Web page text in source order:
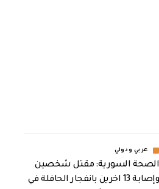
عربي ودولي
الصحة السورية: مقتل شخصين
وإصابة 13 اخرين بانفجار الحافلة في